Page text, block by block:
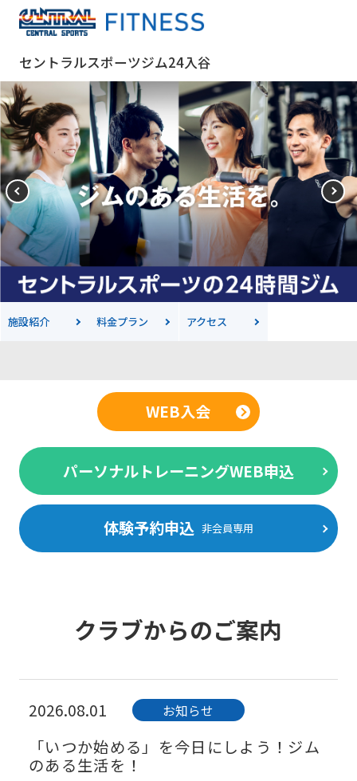
セントラルスポーツジム24入谷
施設紹介 料金プラン アクセス
WEB入会
パーソナルトレーニングWEB申込
体験予約申込 非会員専用
クラブからのご案内
2026.08.01 お知らせ
「いつか始める」を今日にしよう！ジム
のある生活を！